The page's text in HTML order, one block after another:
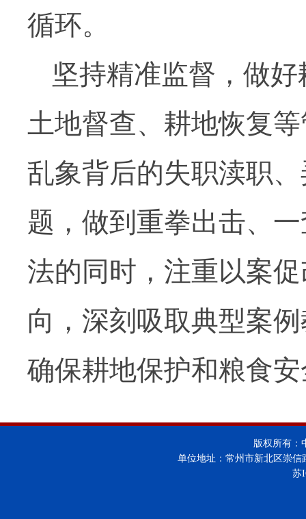
循环。
坚持精准监督，做
土地督查、耕地恢复
乱象背后的失职渎职
题，做到重拳出击、
法的同时，注重以案
向，深刻吸取典型案
确保耕地保护和粮食
版权所有：
单位地址：常州市新北区崇
苏